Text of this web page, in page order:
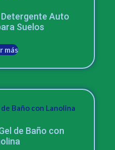
Detergente Auto
Suelos
más
de Baño con